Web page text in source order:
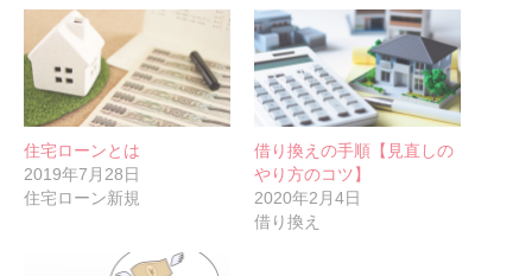
住宅ローンとは
2019年7月28日
住宅ローン新規
借り換えの手順【見直しの
やり方のコツ】
2020年2月4日
借り換え